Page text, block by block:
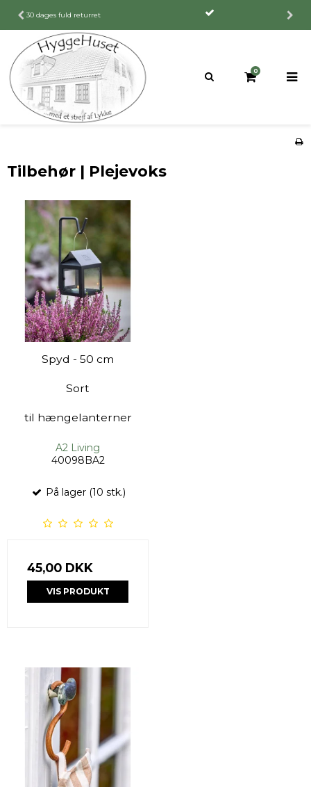
30 dages fuld returret
0
Tilbehør | Plejevoks
Spyd - 50 cm
Sort
til hængelanterner
A2 Living
40098BA2
På lager (10 stk.)
45,00 DKK
VIS PRODUKT